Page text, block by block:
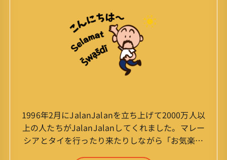
1996年2月にJalanJalanを立ち上げて2000万人以
上の人たちがJalanJalanしてくれました。マレー
シアとタイを行ったり来たりしながら「お気楽」